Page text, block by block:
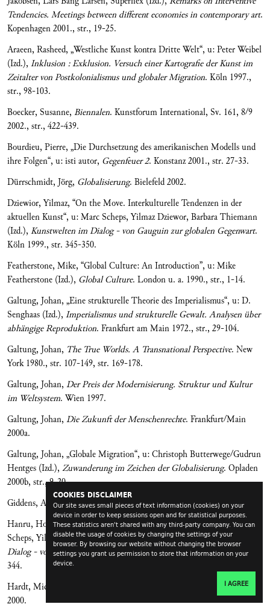
COOKIES DISCLAIMER
Our site saves small pieces of text information (cookies) on your
device in order to keep sessions open and for statistical purposes.
These statistics aren't shared with any third-party company. You can
disable the usage of cookies by changing the settings of your
browser. By browsing our website without changing the browser
settings you grant us permission to store that information on your
device.
I AGREE
Tendencies. Meetings between different economies in contemporary art.
Kopenhagen 2001., str., 19-25.
Araeen, Rasheed, „Westliche Kunst kontra Dritte Welt“, u: Peter Weibel
(Izd.), Inklusion : Exklusion. Versuch einer Kartografie der Kunst im
Zeitalter von Postkolonialismus und globaler Migration. Köln 1997.,
str., 98-103.
Boecker, Susanne, Biennalen. Kunstforum International, Sv. 161, 8/9
2002., str., 422-439.
Bourdieu, Pierre, „Die Durchsetzung des amerikanischen Modells und
ihre Folgen“, u: isti autor, Gegenfeuer 2. Konstanz 2001., str. 27-33.
Dürrschmidt, Jörg, Globalisierung. Bielefeld 2002.
Dziewior, Yilmaz, “On the Move. Interkulturelle Tendenzen in der
aktuellen Kunst“, u: Marc Scheps, Yilmaz Dziewor, Barbara Thiemann
(Izd.), Kunstwelten im Dialog - von Gauguin zur globalen Gegenwart.
Köln 1999., str. 345-350.
Featherstone, Mike, “Global Culture: An Introduction”, u: Mike
Featherstone (Izd.), Global Culture. London u. a. 1990., str., 1-14.
Galtung, Johan, „Eine strukturelle Theorie des Imperialismus“, u: D.
Senghaas (Izd.), Imperialismus und strukturelle Gewalt. Analysen über
abhängige Reproduktion. Frankfurt am Main 1972., str., 29-104.
Galtung, Johan, The True Worlds. A Transnational Perspective. New
York 1980., str. 107-149, str. 169-178.
Galtung, Johan, Der Preis der Modernisierung. Struktur und Kultur
im Weltsystem. Wien 1997.
Galtung, Johan, Die Zukunft der Menschenrechte. Frankfurt/Main
2000a.
Galtung, Johan, „Globale Migration“, u: Christoph Butterwege/Gudrun
Hentges (Izd.), Zuwanderung im Zeichen der Globalisierung. Opladen
2000b, str., 9-20.
Giddens, Anthony,Consequnces of Modernity. London 1990.
Hanru, Hou, „Millenium, Globalisierung und Entropie“ u: Marc
Scheps, Yilmaz Dziewor, Barbara Thiemann (Izd.),Kunstwelten im
Dialog - von Gauguin zur globalen Gegenwart. Köln 1999., str., 337-
344.
Hardt, Michael/Negri, Toni,
. Cambridge, Mass. - London
2000.